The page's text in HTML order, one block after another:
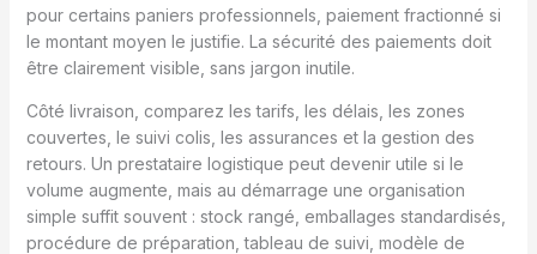
pour certains paniers professionnels, paiement fractionné si
le montant moyen le justifie. La sécurité des paiements doit
être clairement visible, sans jargon inutile.
Côté livraison, comparez les tarifs, les délais, les zones
couvertes, le suivi colis, les assurances et la gestion des
retours. Un prestataire logistique peut devenir utile si le
volume augmente, mais au démarrage une organisation
simple suffit souvent : stock rangé, emballages standardisés,
procédure de préparation, tableau de suivi, modèle de